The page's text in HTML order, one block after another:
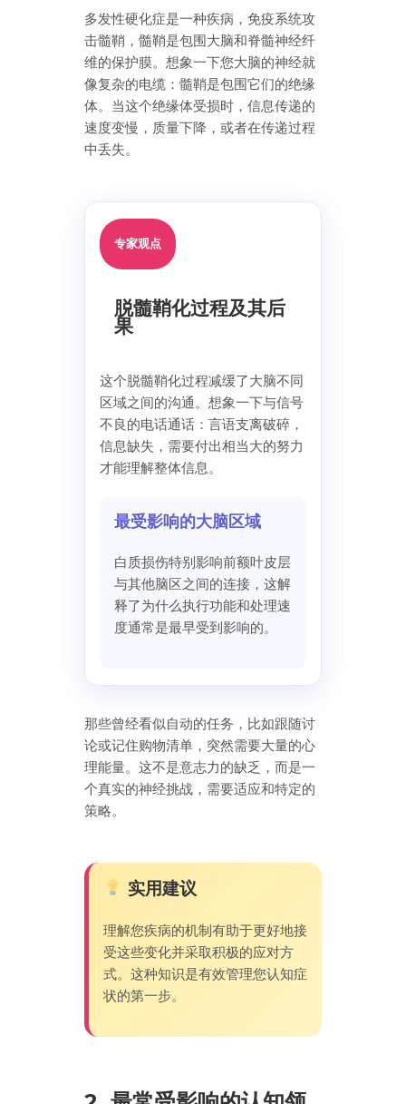
多发性硬化症是一种疾病，免疫系统攻
击髓鞘，髓鞘是包围大脑和脊髓神经纤
维的保护膜。想象一下您大脑的神经就
像复杂的电缆：髓鞘是包围它们的绝缘
体。当这个绝缘体受损时，信息传递的
速度变慢，质量下降，或者在传递过程
中丢失。
专家观点
脱髓鞘化过程及其后
果
这个脱髓鞘化过程减缓了大脑不同
区域之间的沟通。想象一下与信号
不良的电话通话：言语支离破碎，
信息缺失，需要付出相当大的努力
才能理解整体信息。
最受影响的大脑区域
白质损伤特别影响前额叶皮层
与其他脑区之间的连接，这解
释了为什么执行功能和处理速
度通常是最早受到影响的。
那些曾经看似自动的任务，比如跟随讨
论或记住购物清单，突然需要大量的心
理能量。这不是意志力的缺乏，而是一
个真实的神经挑战，需要适应和特定的
策略。
实用建议
理解您疾病的机制有助于更好地接
受这些变化并采取积极的应对方
式。这种知识是有效管理您认知症
状的第一步。